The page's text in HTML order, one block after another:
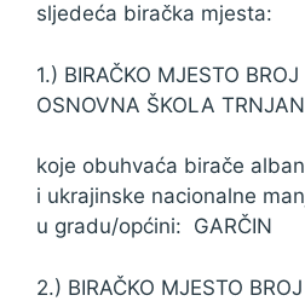
sljedeća biračka mjesta:
1.) BIRAČKO MJESTO
OSNOVNA ŠKOLA
koje obuhvaća birače
i ukrajinske nacionalne
u gradu/općini: GARČIN
2.) BIRAČKO MJESTO